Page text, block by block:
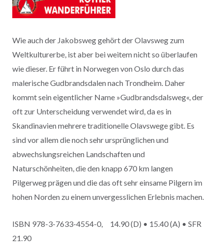
Wie auch der Jakobsweg gehört der Olavsweg zum
Weltkulturerbe, ist aber bei weitem nicht so überlaufen
wie dieser. Er führt in Norwegen von Oslo durch das
malerische Gudbrandsdalen nach Trondheim. Daher
kommt sein eigentlicher Name »Gudbrandsdalsweg«, der
oft zur Unterscheidung verwendet wird, da es in
Skandinavien mehrere traditionelle Olavswege gibt. Es
sind vor allem die noch sehr ursprünglichen und
abwechslungsreichen Landschaften und
Naturschönheiten, die den knapp 670 km langen
Pilgerweg prägen und die das oft sehr einsame Pilgern im
hohen Norden zu einem unvergesslichen Erlebnis machen.
ISBN 978-3-7633-4554-0, 14.90 (D) • 15.40 (A) • SFR
21.90